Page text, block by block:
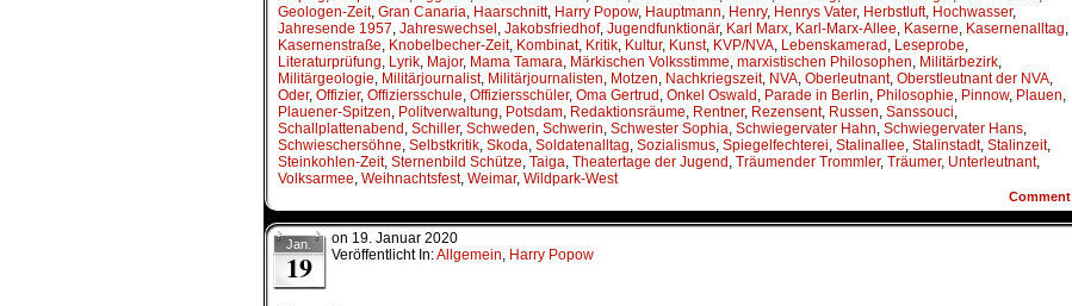
Geologen-Zeit, Gran Canaria, Haarschnitt, Harry Popow, Hauptmann, Henry, Henrys Vater, Herbstluft, Hochwasser,
Jahresende 1957, Jahreswechsel , Jakobsfriedhof, Jugendfunktionär, Karl Marx, Karl-Marx-Allee, Kaserne, Kasernenalltag,
Kasernenstraße, Knobelbecher-Zeit, Kombinat, Kritik, Kultur, Kunst, KVP/NVA, Lebenskamerad , Leseprobe,
Literaturprüfung, Lyrik, Major, Mama Tamara, Märkischen Volksstimme, marxistischen Philosophen, Militärbezirk,
Militärgeologie, Militärjournalist, Militärjournalisten, Motzen, Nachkriegszeit, NVA, Oberleutnant, Oberstleutnant der NVA,
Oder, Offizier, Offiziersschule, Offiziersschüler, Oma Gertrud , Onkel Oswald , Parade in Berlin, Philosophie, Pinnow, Plauen,
Plauener-Spitzen, Politverwaltung, Potsdam, Redaktionsräume, Rentner, Rezensent, Russen, Sanssouci,
Schallplattenabend , Schiller, Schweden, Schwerin, Schwester Sophia, Schwiegervater Hahn, Schwiegervater Hans,
Schwieschersöhne, Selbstkritik, Skoda, Soldatenalltag, Sozialismus, Spiegelfechterei, Stalinallee, Stalinstadt, Stalinzeit,
Steinkohlen-Zeit, Sternenbild Schütze, Taiga, Theatertage der Jugend , Träumender Trommler, Träumer, Unterleutnant,
Volksarmee, Weihnachtsfest, Weimar, Wildpark-West
Comment
Jan.
19
on 19. Januar 2020
Veröffentlicht In:Allgemein, Harry Popow